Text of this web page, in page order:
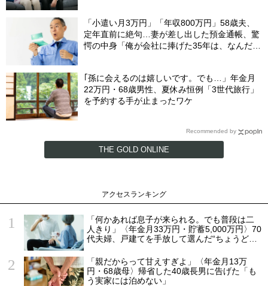
「小遣い月3万円」「年収800万円」58歳夫、
定年直前に絶句…妻が差し出した預金通帳、驚
愕の中身「俺が会社に捧げた35年は、なんだっ
｢孫に会えるのは嬉しいです。でも…」年金月
22万円・68歳男性、夏休み恒例「3世代旅行」
を予約する手が止まったワケ
Recommended by
THE GOLD ONLINE
アクセスランキング
「何かあれば息子が来られる。でも普段は二
人きり」〈年金月33万円・貯蓄5,000万円〉70
代夫婦、戸建てを手放して選んだ“ちょうどい
「親だからって甘えすぎよ」〈年金月13万
円・68歳母〉帰省した40歳長男に告げた「も
う実家には泊めない」